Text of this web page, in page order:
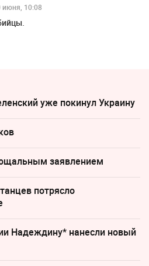
июня, 10:08
уже покинул Украину
заявлением
потрясло
Надеждину* нанесли новый